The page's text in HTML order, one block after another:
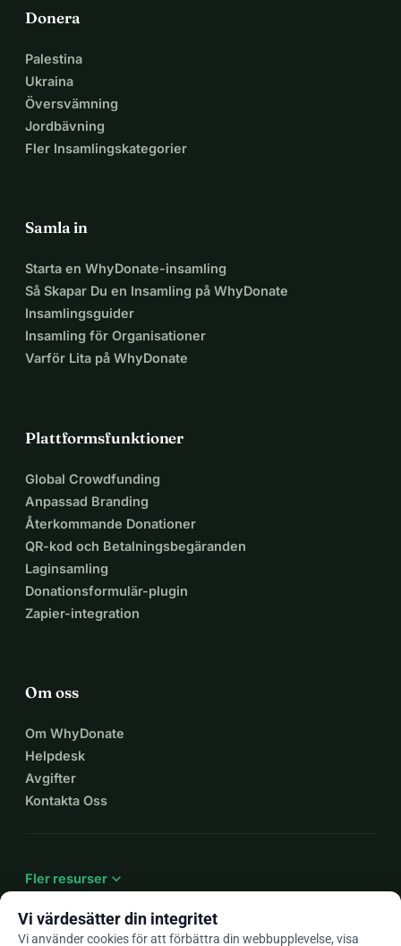
Donera
Palestina
Ukraina
Översvämning
Jordbävning
Fler Insamlingskategorier
Samla in
Starta en WhyDonate-insamling
Så Skapar Du en Insamling på WhyDonate
Insamlingsguider
Insamling för Organisationer
Varför Lita på WhyDonate
Plattformsfunktioner
Global Crowdfunding
Anpassad Branding
Återkommande Donationer
QR-kod och Betalningsbegäranden
Laginsamling
Donationsformulär-plugin
Zapier-integration
Om oss
Om WhyDonate
Helpdesk
Avgifter
Kontakta Oss
Fler resurser expand_more
Vi värdesätter din integritet
Vi använder cookies för att förbättra din webbupplevelse, visa